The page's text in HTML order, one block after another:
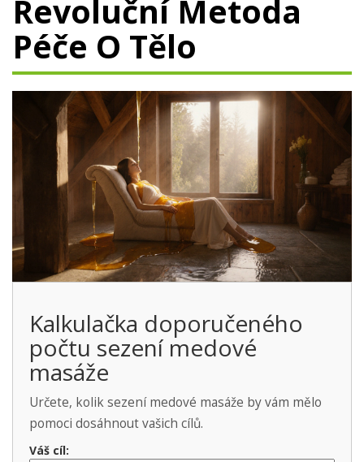
Revoluční Metoda
Péče O Tělo
Kalkulačka doporučeného
počtu sezení medové
masáže
Určete, kolik sezení medové masáže by vám mělo
pomoci dosáhnout vašich cílů.
Váš cíl: